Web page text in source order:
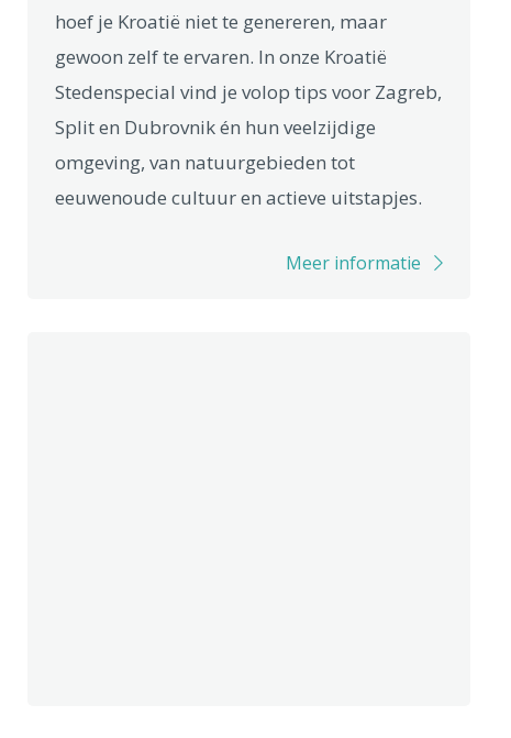
hoef je Kroatië niet te genereren, maar
gewoon zelf te ervaren. In onze Kroatië
Stedenspecial vind je volop tips voor Zagreb,
Split en Dubrovnik én hun veelzijdige
omgeving, van natuurgebieden tot
eeuwenoude cultuur en actieve uitstapjes.
Meer informatie